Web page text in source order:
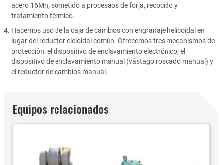
acero 16Mn, sometido a procesaos de forja, recocido y
tratamiento térmico.
Hacemos uso de la caja de cambios con engranaje helicoidal en
lugar del reductor cicloidal común. Ofrecemos tres mecanismos de
protección: el dispositivo de enclavamiento electrónico, el
dispositivo de enclavamiento manual (vástago roscado manual) y
el reductor de cambios manual.
Equipos relacionados